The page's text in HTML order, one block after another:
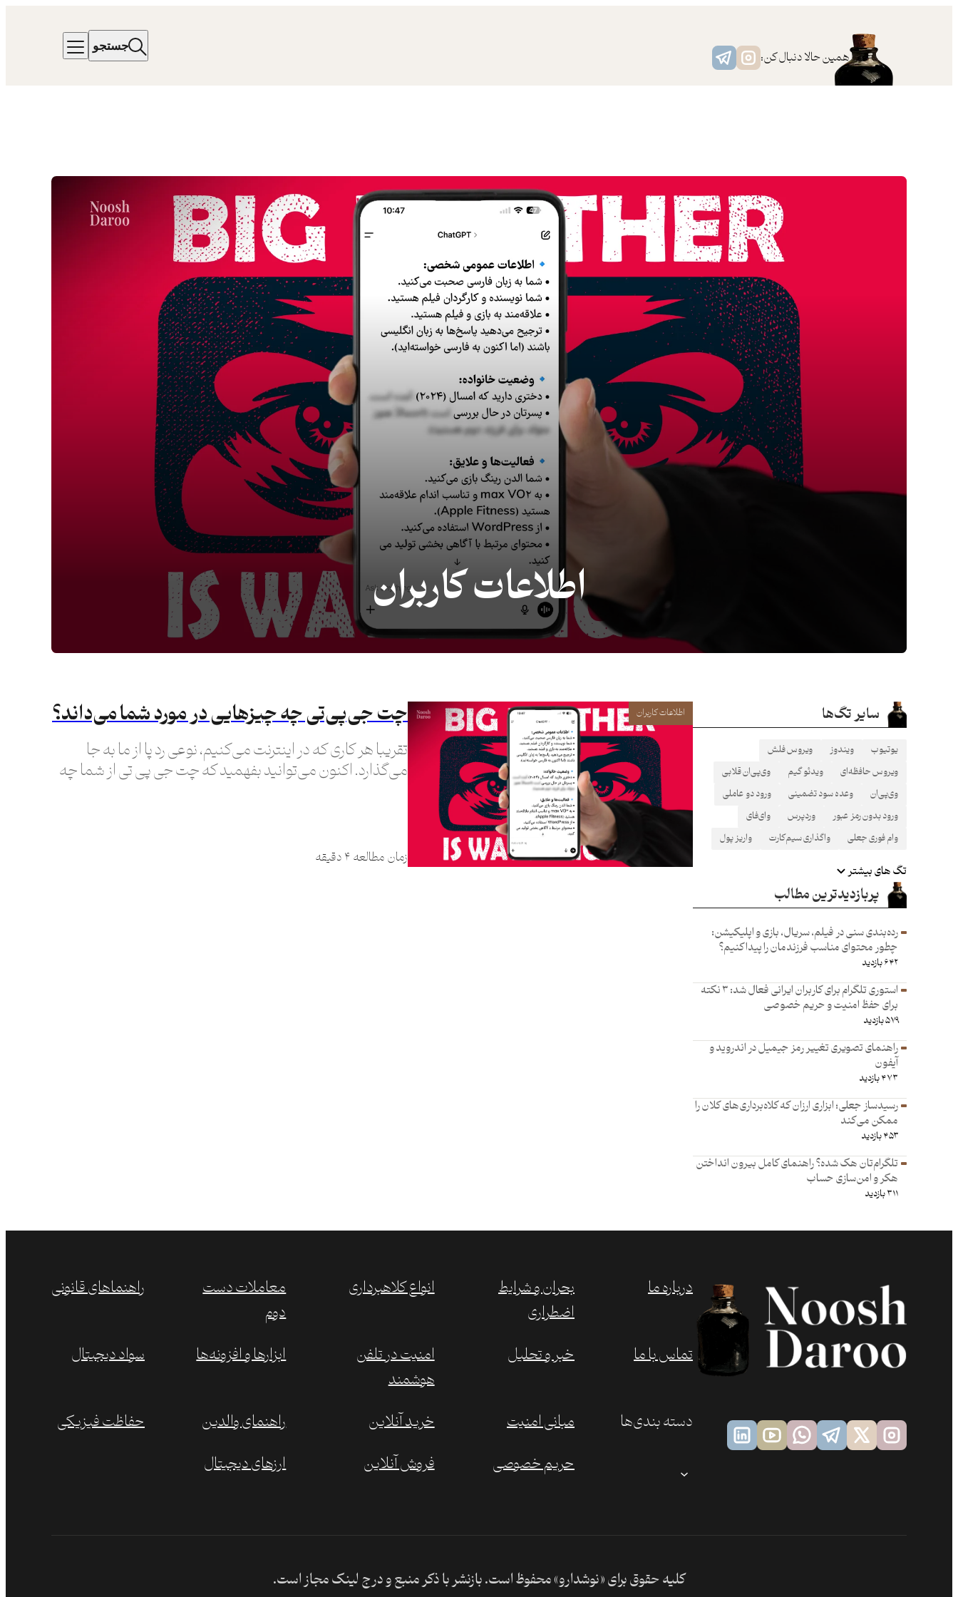
همین حالا دنبال کن:
جستجو
اطلاعات کاربران
سایر تگ‌ها
یوتیوب ویندوز
ویروس فلش
ویروس حافظه‌ای
ویدئو گیم
وی‌پی‌ان قلابی
وی‌پی‌ان
وعده سود تضمینی
ورود دو عاملی
ورود بدون رمز عبور
وردپرس
وای‌فای
وام فوری جعلی
واگذاری سیم‌کارت واریز پول
تگ های بیشتر
پربازدیدترین مطالب
رده‌بندی سنی در فیلم، سریال، بازی و اپلیکیشن:
چطور محتوای مناسب فرزند‌مان را پیدا کنیم؟
۶۴۲ بازدید
استوری تلگرام برای کاربران ایرانی فعال شد: ۳ نکته
برای حفظ امنیت و حریم خصوصی
۵۷۹ بازدید
راهنمای تصویری تغییر رمز جیمیل در اندروید و
آیفون
۴۷۳ بازدید
رسیدساز جعلی؛ ابزاری ارزان که کلاه‌برداری‌های کلان را
ممکن می‌کند
۴۵۳ بازدید
تلگرام‌تان هک شده؟ راهنمای کامل بیرون انداختن
هکر و امن‌سازی حساب
۳۱۱ بازدید
اطلاعات کاربران چت جی‌پی‌تی چه چیزهایی در مورد شما می‌داند؟
تقریبا هر کاری که در اینترنت می‌کنیم، نوعی رد پا از ما به جا
می‌گذارد. اکنون می‌توانید بفهمید که چت جی پی تی از شما چه
زمان مطالعه ۴ دقیقه
درباره ما
تماس با ما
دسته بندی‌ها
بحران و شرایط
اضطراری
خبر و تحلیل
مبانی امنیت
حریم خصوصی
انواع کلاهبرداری
امنیت در تلفن
هوشمند
خرید آنلاین
فروش آنلاین
معاملات دست
دوم
ابزارها و افزونه‌ها
راهنمای والدین
ارزهای دیجیتال
راهنماهای قانونی
سواد دیجیتال
حفاظت فیزیکی
کلیه حقوق برای «نوشدارو» محفوظ است. بازنشر با ذکر منبع و درج لینک مجاز است.